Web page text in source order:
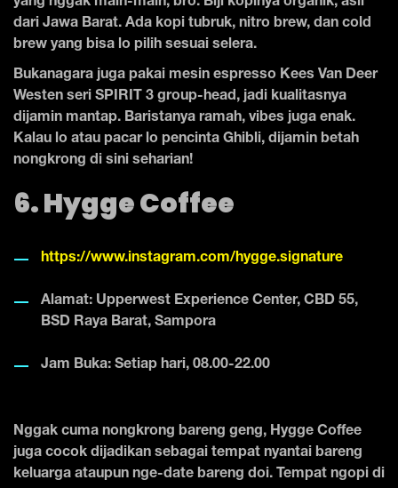
dari Jawa Barat. Ada kopi tubruk, nitro brew, dan cold
brew yang bisa lo pilih sesuai selera.
Bukanagara juga pakai mesin espresso Kees Van Deer
Westen seri SPIRIT 3 group-head, jadi kualitasnya
dijamin mantap. Baristanya ramah, vibes juga enak.
Kalau lo atau pacar lo pencinta Ghibli, dijamin betah
nongkrong di sini seharian!
6. Hygge Coffee
https://www.instagram.com/hygge.signature
Alamat: Upperwest Experience Center, CBD 55,
BSD Raya Barat, Sampora
Jam Buka: Setiap hari, 08.00-22.00
Nggak cuma nongkrong bareng geng, Hygge Coffee
juga cocok dijadikan sebagai tempat nyantai bareng
keluarga ataupun nge-date bareng doi. Tempat ngopi di